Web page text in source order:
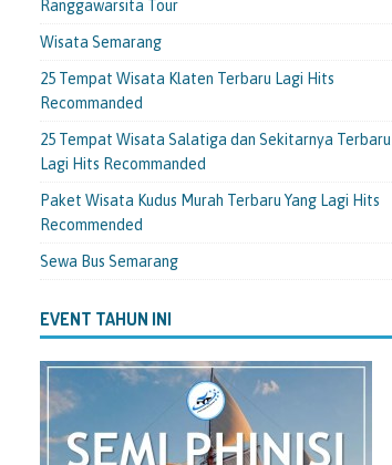
Ranggawarsita Tour
Wisata Semarang
25 Tempat Wisata Klaten Terbaru Lagi Hits
Recommanded
25 Tempat Wisata Salatiga dan Sekitarnya Terbaru
Lagi Hits Recommanded
Paket Wisata Kudus Murah Terbaru Yang Lagi Hits
Recommended
Sewa Bus Semarang
EVENT TAHUN INI